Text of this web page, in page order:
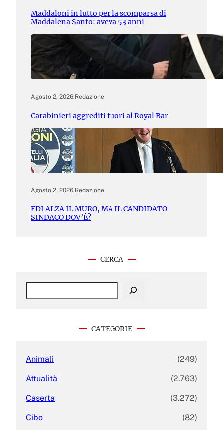
Maddaloni in lutto per la scomparsa di
Maddalena Santo: aveva 53 anni
Agosto 2, 2026.Redazione
Carabinieri aggrediti fuori al Royal Bar
Agosto 2, 2026.Redazione
FDI ALZA IL MURO, MA IL CANDIDATO
SINDACO DOV’È?
CERCA
CATEGORIE
Animali (249)
Attualità (2.763)
Caserta (3.272)
Cibo (82)